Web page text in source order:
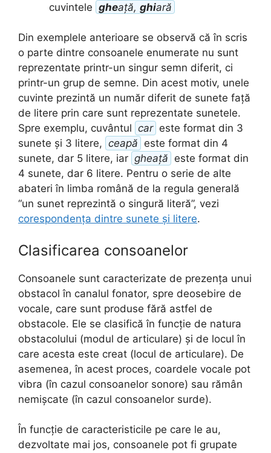
cuvintele gheață, ghiară
Din exemplele anterioare se observă că în scris
o parte dintre consoanele enumerate nu sunt
reprezentate printr-un singur semn diferit, ci
printr-un grup de semne. Din acest motiv, unele
cuvinte prezintă un număr diferit de sunete față
de litere prin care sunt reprezentate sunetele.
Spre exemplu, cuvântul car este format din 3
sunete și 3 litere, ceapă este format din 4
sunete, dar 5 litere, iar gheață este format din
4 sunete, dar 6 litere. Pentru o serie de alte
abateri în limba română de la regula generală
“un sunet reprezintă o singură literă”, vezi
corespondența dintre sunete și litere.
Clasificarea consoanelor
Consoanele sunt caracterizate de prezența unui
obstacol în canalul fonator, spre deosebire de
vocale, care sunt produse fără astfel de
obstacole. Ele se clasifică în funcție de natura
obstacolului (modul de articulare) și de locul în
care acesta este creat (locul de articulare). De
asemenea, în acest proces, coardele vocale pot
vibra (în cazul consoanelor sonore) sau rămân
nemișcate (în cazul consoanelor surde).
În funcție de caracteristicile pe care le au,
dezvoltate mai jos, consoanele pot fi grupate